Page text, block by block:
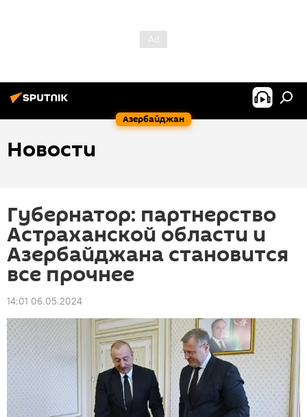
Азербайджан
Новости
Губернатор: партнерство
Астраханской области и
Азербайджана становится
все прочнее
14:01 06.05.2024